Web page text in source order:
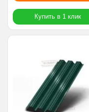
Купить в 1 клик